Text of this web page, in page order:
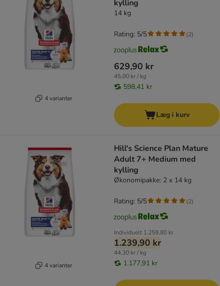
4 varianter
kylling
14 kg
629,90 kr
45,00 kr / kg
598,41 kr
Rating: 5/5 (2)
Læg i kurv
4 varianter
Hill's Science Plan Mature
Adult 7+ Medium med
kylling
Økonomipakke: 2 x 14 kg
Individuelt 1.259,80 kr
1.239,90 kr
44,30 kr / kg
1.177,91 kr
Rating: 5/5 (2)